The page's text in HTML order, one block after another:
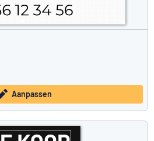
Aanpassen